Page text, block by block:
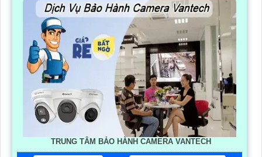
TRUNG TÂM BẢO HÀNH CAMERA VANTECH